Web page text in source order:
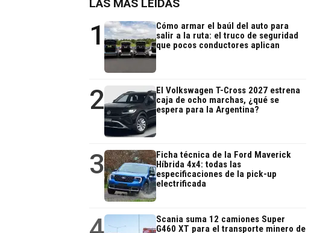
LAS MÁS LEÍDAS
1
Cómo armar el baúl del auto para
salir a la ruta: el truco de seguridad
que pocos conductores aplican
2
El Volkswagen T-Cross 2027 estrena
caja de ocho marchas, ¿qué se
espera para la Argentina?
3
Ficha técnica de la Ford Maverick
Híbrida 4x4: todas las
especificaciones de la pick-up
electrificada
Scania suma 12 camiones Super
G460 XT para el transporte minero de